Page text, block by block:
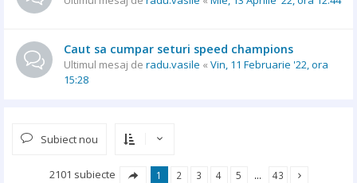
Caut sa cumpar seturi speed champions
Ultimul mesaj de radu.vasile « Vin, 11 Februarie '22, ora
15:28
Subiect nou
2101 subiecte 1 2 3 4 5 … 43